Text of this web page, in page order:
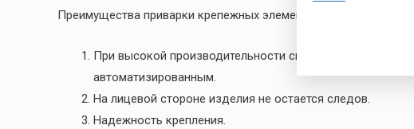
Преимущества приварки крепежных элементов-по ГОСТ 55738-
При высокой производительности сварочного аппарата
автоматизированным.
На лицевой стороне изделия не остается следов.
Надежность крепления.